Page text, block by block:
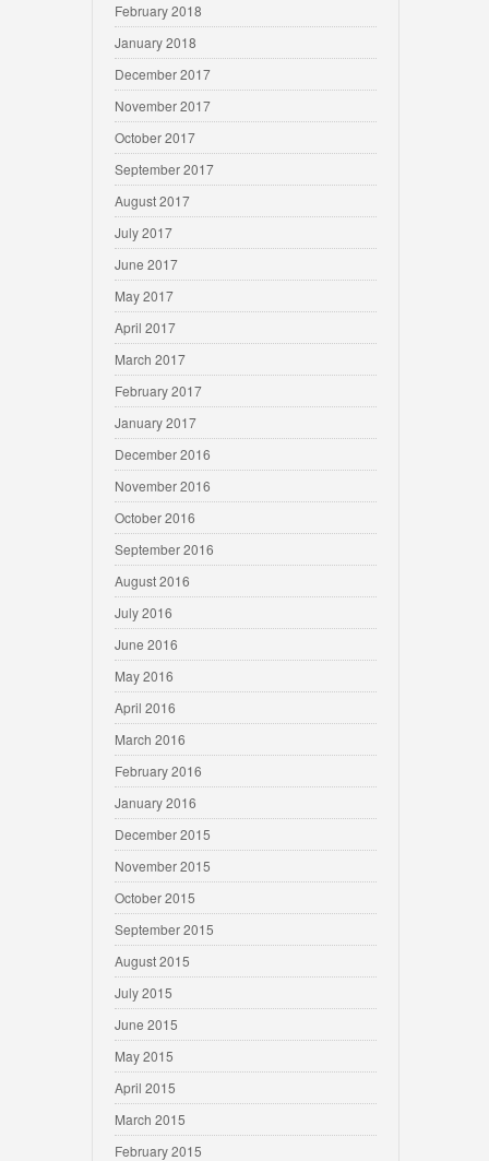
February 2018
January 2018
December 2017
November 2017
October 2017
September 2017
August 2017
July 2017
June 2017
May 2017
April 2017
March 2017
February 2017
January 2017
December 2016
November 2016
October 2016
September 2016
August 2016
July 2016
June 2016
May 2016
April 2016
March 2016
February 2016
January 2016
December 2015
November 2015
October 2015
September 2015
August 2015
July 2015
June 2015
May 2015
April 2015
March 2015
February 2015